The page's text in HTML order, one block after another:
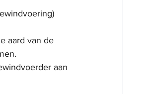
aard van de
aan